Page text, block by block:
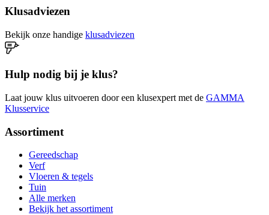
Klusadviezen
Bekijk onze handige klusadviezen
Hulp nodig bij je klus?
Laat jouw klus uitvoeren door een klusexpert met de GAMMA
Klusservice
Assortiment
Gereedschap
Verf
Vloeren & tegels
Tuin
Alle merken
Bekijk het assortiment